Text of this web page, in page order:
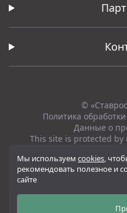
©
Политика
Данные о
This site is protected by
Вся представленная на сайте
информационный характер и
публичной офертой,
Мы используем cookies,
рекомендовать полезное и
сайте